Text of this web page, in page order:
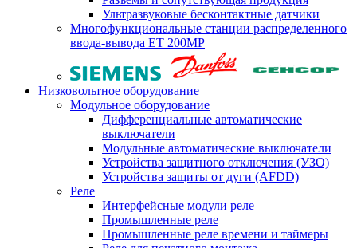
Ультразвуковые бесконтактные датчики
Многофункциональные станции распределенного
ввода-вывода ET 200MP
Низковольтное оборудование
Модульное оборудование
Дифференциальные автоматические
выключатели
Модульные автоматические выключатели
Устройства защитного отключения (УЗО)
Устройства защиты от дуги (AFDD)
Реле
Интерфейсные модули реле
Промышленные реле
Промышленные реле времени и таймеры